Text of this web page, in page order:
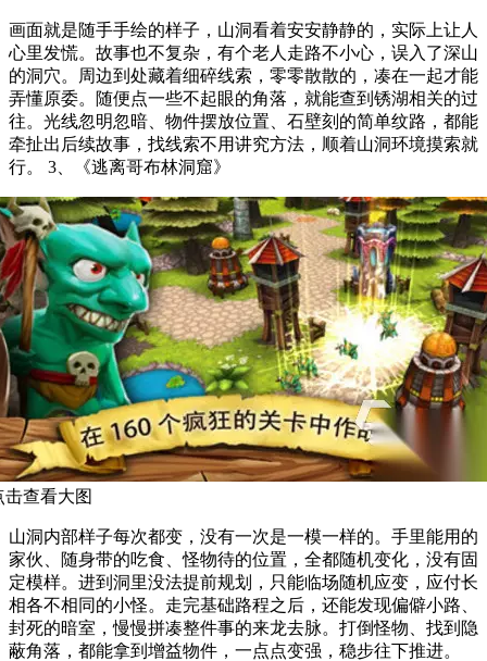
画面就是随手手绘的样子，山洞看着安安静静的，实际上让人
心里发慌。故事也不复杂，有个老人走路不小心，误入了深山
的洞穴。周边到处藏着细碎线索，零零散散的，凑在一起才能
弄懂原委。随便点一些不起眼的角落，就能查到锈湖相关的过
往。光线忽明忽暗、物件摆放位置、石壁刻的简单纹路，都能
牵扯出后续故事，找线索不用讲究方法，顺着山洞环境摸索就
行。 3、《逃离哥布林洞窟》
击查看大图
山洞内部样子每次都变，没有一次是一模一样的。手里能用的
家伙、随身带的吃食、怪物待的位置，全都随机变化，没有固
定模样。进到洞里没法提前规划，只能临场随机应变，应付长
相各不相同的小怪。走完基础路程之后，还能发现偏僻小路、
封死的暗室，慢慢拼凑整件事的来龙去脉。打倒怪物、找到隐
蔽角落，都能拿到增益物件，一点点变强，稳步往下推进。